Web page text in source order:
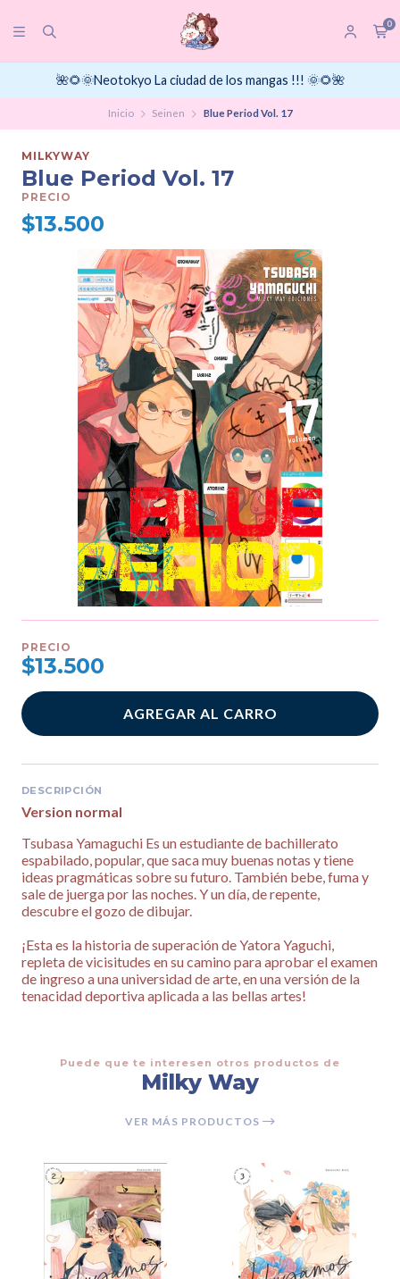
0
🌺🌻🌞Neotokyo La ciudad de los mangas !!! 🌞🌻🌺
Inicio Seinen Blue Period Vol. 17
MILKYWAY
Blue Period Vol. 17
PRECIO
$13.500
PRECIO
$13.500
AGREGAR AL CARRO
DESCRIPCIÓN
Version normal
Tsubasa Yamaguchi Es un estudiante de bachillerato
espabilado, popular, que saca muy buenas notas y tiene
ideas pragmáticas sobre su futuro. También bebe, fuma y
sale de juerga por las noches. Y un día, de repente,
descubre el gozo de dibujar.
¡Esta es la historia de superación de Yatora Yaguchi,
repleta de vicisitudes en su camino para aprobar el examen
de ingreso a una universidad de arte, en una versión de la
tenacidad deportiva aplicada a las bellas artes!
Puede que te interesen otros productos de
Milky Way
VER MÁS PRODUCTOS